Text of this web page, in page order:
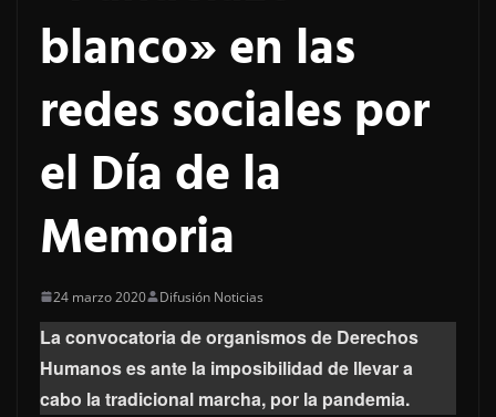
blanco» en las
redes sociales por
el Día de la
Memoria
24 marzo 2020 Difusión Noticias
La convocatoria de organismos de Derechos
Humanos es ante la imposibilidad de llevar a
cabo la tradicional marcha, por la pandemia.